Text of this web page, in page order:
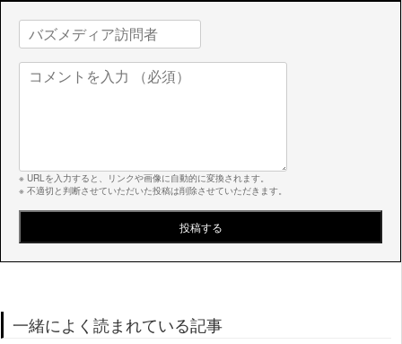
※ URLを入力すると、リンクや画像に自動的に変換されます。
※ 不適切と判断させていただいた投稿は削除させていただきます。
一緒によく読まれている記事